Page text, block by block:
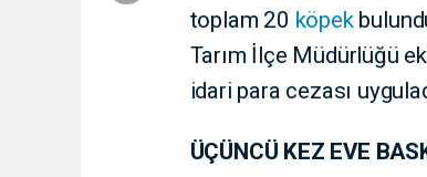
toplam 20 köpek
Tarım İlçe Müdürlüğü
idari para cezası
ÜÇÜNCÜ KEZ EVE